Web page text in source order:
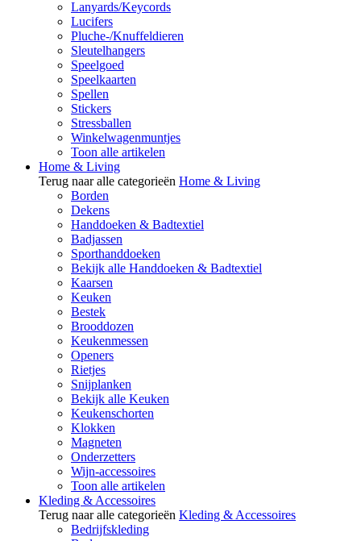
Lanyards/Keycords
Lucifers
Pluche-/Knuffeldieren
Sleutelhangers
Speelgoed
Speelkaarten
Spellen
Stickers
Stressballen
Winkelwagenmuntjes
Toon alle artikelen
Home & Living
Terug naar alle categorieën Home & Living
Borden
Dekens
Handdoeken & Badtextiel
Badjassen
Sporthanddoeken
Bekijk alle Handdoeken & Badtextiel
Kaarsen
Keuken
Bestek
Brooddozen
Keukenmessen
Openers
Rietjes
Snijplanken
Bekijk alle Keuken
Keukenschorten
Klokken
Magneten
Onderzetters
Wijn-accessoires
Toon alle artikelen
Kleding & Accessoires
Terug naar alle categorieën Kleding & Accessoires
Bedrijfskleding